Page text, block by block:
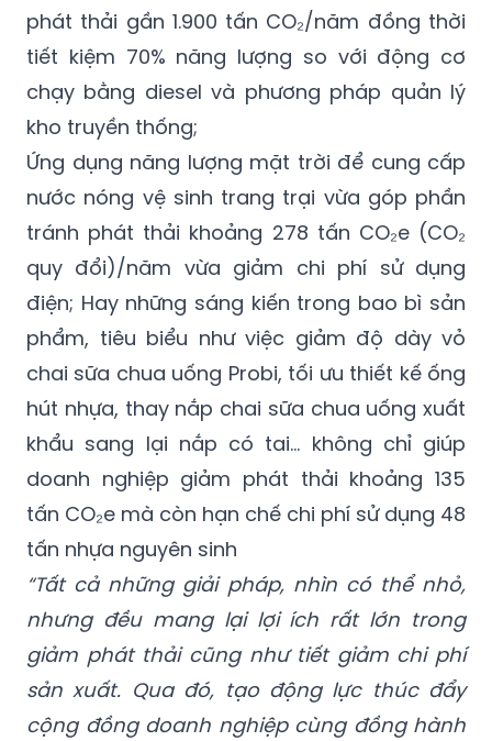
phát thải gần 1.900 tấn CO₂/năm đồng thời
tiết kiệm 70% năng lượng so với động cơ
chạy bằng diesel và phương pháp quản lý
kho truyền thống;
Ứng dụng năng lượng mặt trời để cung cấp
nước nóng vệ sinh trang trại vừa góp phần
tránh phát thải khoảng 278 tấn CO₂e (CO₂
quy đổi)/năm vừa giảm chi phí sử dụng
điện; Hay những sáng kiến trong bao bì sản
phẩm, tiêu biểu như việc giảm độ dày vỏ
chai sữa chua uống Probi, tối ưu thiết kế ống
hút nhựa, thay nắp chai sữa chua uống xuất
khẩu sang lại nắp có tai… không chỉ giúp
doanh nghiệp giảm phát thải khoảng 135
tấn CO₂e mà còn hạn chế chi phí sử dụng 48
tấn nhựa nguyên sinh
“Tất cả những giải pháp, nhìn có thể nhỏ,
nhưng đều mang lại lợi ích rất lớn trong
giảm phát thải cũng như tiết giảm chi phí
sản xuất. Qua đó, tạo động lực thúc đẩy
cộng đồng doanh nghiệp cùng đồng hành